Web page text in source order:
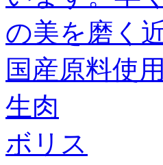
の美を磨く
国産原料使用
生肉
ボリス